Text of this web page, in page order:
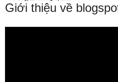
Giới thiệu về